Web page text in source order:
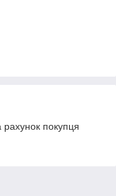
покупця